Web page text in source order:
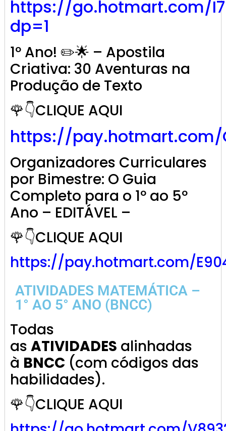
https://go.hotmart.com/
dp=1
1º Ano! ✏️🌟 – Apostila
Criativa: 30 Aventuras na
Produção de Texto
🌹👇CLIQUE AQUI
https://pay.hotmart.com/
Organizadores Curriculares
por Bimestre: O Guia
Completo para o 1º ao 5º
Ano – EDITÁVEL –
🌹👇CLIQUE AQUI
https://pay.hotmart.com/
ATIVIDADES MATEMÁTICA –
1° AO 5° ANO (BNCC)
Todas
as ATIVIDADES alinhadas
à BNCC (com códigos das
habilidades).
🌹👇CLIQUE AQUI